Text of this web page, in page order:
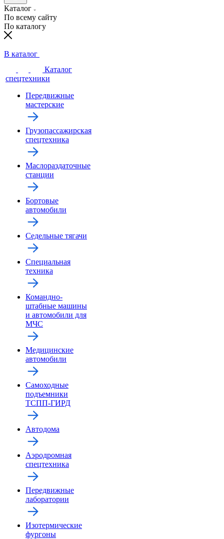
Каталог
По всему сайту
По каталогу
В каталог
Каталог
спецтехники
Передвижные
мастерские
Грузопассажирская
спецтехника
Маслораздаточные
станции
Бортовые
автомобили
Седельные тягачи
Специальная
техника
Командно-
штабные машины
и автомобили для
МЧС
Медицинские
автомобили
Самоходные
подъемники
ТСПП-ГИРД
Автодома
Аэродромная
спецтехника
Передвижные
лаборатории
Изотермические
фургоны